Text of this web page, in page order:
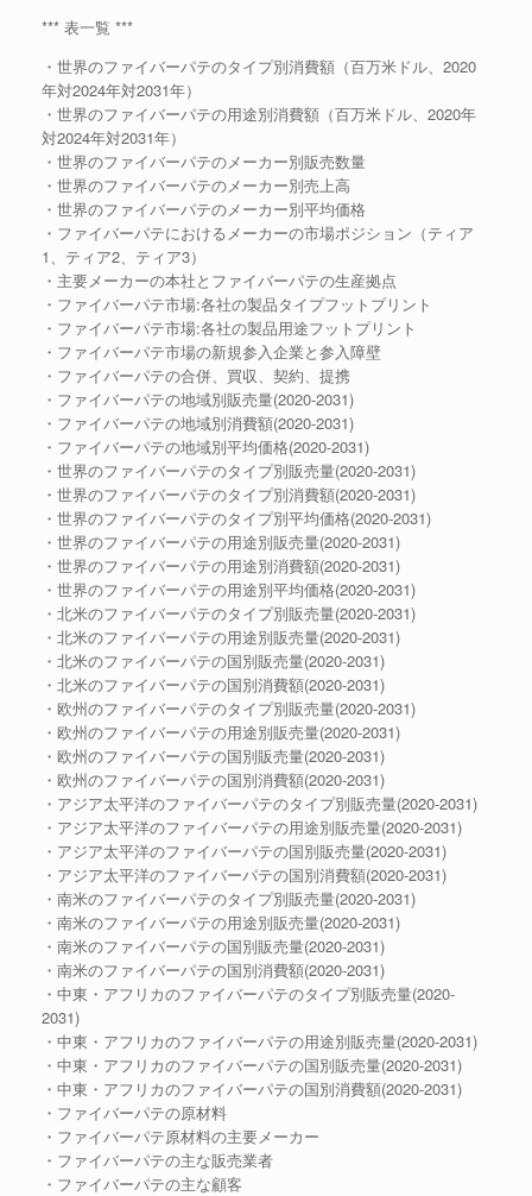
*** 表一覧 ***
・世界のファイバーパテのタイプ別消費額（百万米ドル、2020
年対2024年対2031年）
・世界のファイバーパテの用途別消費額（百万米ドル、2020年
対2024年対2031年）
・世界のファイバーパテのメーカー別販売数量
・世界のファイバーパテのメーカー別売上高
・世界のファイバーパテのメーカー別平均価格
・ファイバーパテにおけるメーカーの市場ポジション（ティア
1、ティア2、ティア3）
・主要メーカーの本社とファイバーパテの生産拠点
・ファイバーパテ市場:各社の製品タイプフットプリント
・ファイバーパテ市場:各社の製品用途フットプリント
・ファイバーパテ市場の新規参入企業と参入障壁
・ファイバーパテの合併、買収、契約、提携
・ファイバーパテの地域別販売量(2020-2031)
・ファイバーパテの地域別消費額(2020-2031)
・ファイバーパテの地域別平均価格(2020-2031)
・世界のファイバーパテのタイプ別販売量(2020-2031)
・世界のファイバーパテのタイプ別消費額(2020-2031)
・世界のファイバーパテのタイプ別平均価格(2020-2031)
・世界のファイバーパテの用途別販売量(2020-2031)
・世界のファイバーパテの用途別消費額(2020-2031)
・世界のファイバーパテの用途別平均価格(2020-2031)
・北米のファイバーパテのタイプ別販売量(2020-2031)
・北米のファイバーパテの用途別販売量(2020-2031)
・北米のファイバーパテの国別販売量(2020-2031)
・北米のファイバーパテの国別消費額(2020-2031)
・欧州のファイバーパテのタイプ別販売量(2020-2031)
・欧州のファイバーパテの用途別販売量(2020-2031)
・欧州のファイバーパテの国別販売量(2020-2031)
・欧州のファイバーパテの国別消費額(2020-2031)
・アジア太平洋のファイバーパテのタイプ別販売量(2020-2031)
・アジア太平洋のファイバーパテの用途別販売量(2020-2031)
・アジア太平洋のファイバーパテの国別販売量(2020-2031)
・アジア太平洋のファイバーパテの国別消費額(2020-2031)
・南米のファイバーパテのタイプ別販売量(2020-2031)
・南米のファイバーパテの用途別販売量(2020-2031)
・南米のファイバーパテの国別販売量(2020-2031)
・南米のファイバーパテの国別消費額(2020-2031)
・中東・アフリカのファイバーパテのタイプ別販売量(2020-
2031)
・中東・アフリカのファイバーパテの用途別販売量(2020-2031)
・中東・アフリカのファイバーパテの国別販売量(2020-2031)
・中東・アフリカのファイバーパテの国別消費額(2020-2031)
・ファイバーパテの原材料
・ファイバーパテ原材料の主要メーカー
・ファイバーパテの主な販売業者
・ファイバーパテの主な顧客